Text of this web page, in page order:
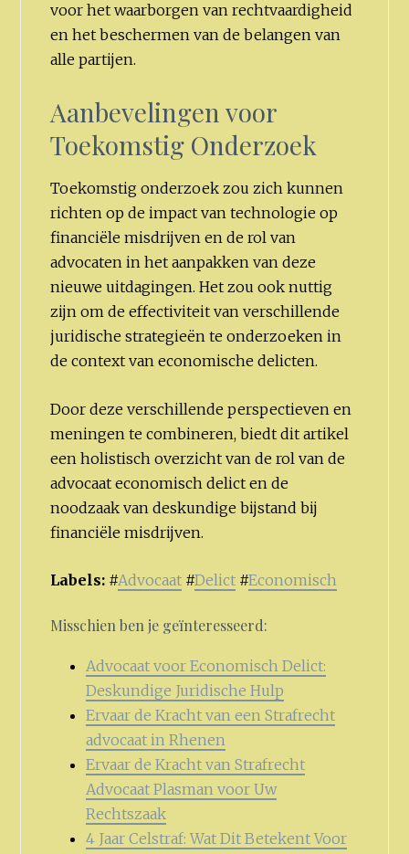
voor het waarborgen van rechtvaardigheid
en het beschermen van de belangen van
alle partijen.
Aanbevelingen voor
Toekomstig Onderzoek
Toekomstig onderzoek zou zich kunnen
richten op de impact van technologie op
financiële misdrijven en de rol van
advocaten in het aanpakken van deze
nieuwe uitdagingen. Het zou ook nuttig
zijn om de effectiviteit van verschillende
juridische strategieën te onderzoeken in
de context van economische delicten.
Door deze verschillende perspectieven en
meningen te combineren, biedt dit artikel
een holistisch overzicht van de rol van de
advocaat economisch delict en de
noodzaak van deskundige bijstand bij
financiële misdrijven.
Labels: #Advocaat #Delict #Economisch
Misschien ben je geïnteresseerd:
Advocaat voor Economisch Delict:
Deskundige Juridische Hulp
Ervaar de Kracht van een Strafrecht
advocaat in Rhenen
Ervaar de Kracht van Strafrecht
Advocaat Plasman voor Uw
Rechtszaak
4 Jaar Celstraf: Wat Dit Betekent Voor